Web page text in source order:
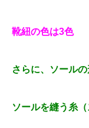
靴紐の色は3色
さらに、ソール
ソールを縫う糸